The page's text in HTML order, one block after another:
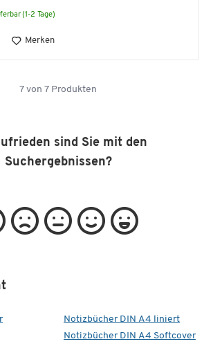
(1-2 Tage)
Merken
7 von 7 Produkten
sind Sie mit den
Suchergebnissen?
Notizbücher DIN A4 liniert
Notizbücher DIN A4 Softcover